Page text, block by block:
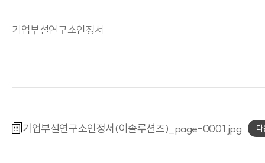
기업부설연구소인정서
기업부설연구소인정서(이솔루션즈)_page-0001